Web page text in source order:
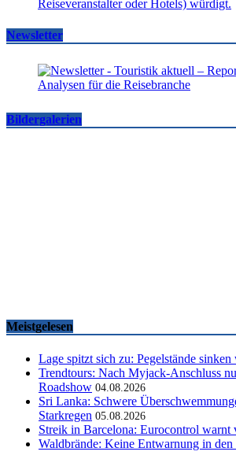
Newsletter
Bildergalerien
Meistgelesen
Lage spitzt sich zu: Pegelstände sinken
Trendtours: Nach Myjack-Anschluss
Roadshow 04.08.2026
Sri Lanka: Schwere
Starkregen 05.08.2026
Streik in Barcelona: Eurocontrol warnt
Waldbrände: Keine Entwarnung in